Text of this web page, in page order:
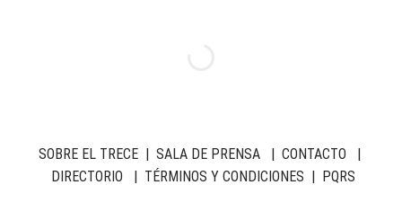
SOBRE EL TRECE| SALA DE PRENSA| CONTACTO
DIRECTORIO
TÉRMINOS Y CONDICIONES PQRS